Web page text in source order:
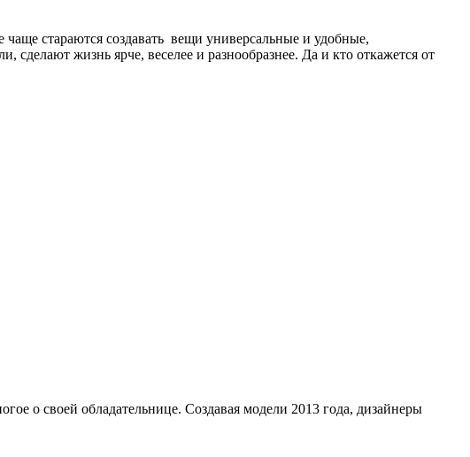
стараются создавать вещи универсальные и удобные,
жизнь ярче, веселее и разнообразнее. Да и кто откажется от
о своей обладательнице. Создавая модели 2013 года, дизайнеры